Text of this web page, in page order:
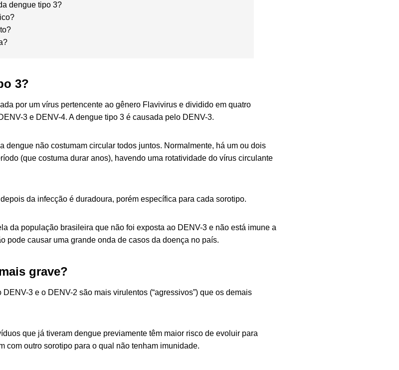
dengue tipo 3?
3?
por um vírus pertencente ao gênero Flaviviruse dividido em quatro
3 e DENV-4. A dengue tipo 3 é causada pelo DENV-3.
dengue não costumam circular todos juntos. Normalmente, há um ou dois
(que costuma durar anos), havendo uma rotatividade do vírus circulante
da infecção é duradoura, porém específica para cada sorotipo.
da população brasileira que não foi exposta ao DENV-3 e não está imune a
pode causar uma grande onda de casos da doença no país.
grave?
3 e o DENV-2 são mais virulentos (“agressivos”) que os demais
que já tiveram dengue previamente têm maior risco de evoluir para
com outro sorotipo para o qual não tenham imunidade.